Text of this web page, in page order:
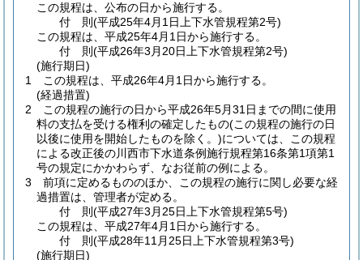
この規程は、公布の日から施行する。
付 則(平成25年4月1日 上下水管規程第2号)
この規程は、平成25年4月1日から施行する。
付 則(平成26年3月20日 上下水管規程第2号)
(施行期日)
1
この規程は、平成26年4月1日から施行する。
(経過措置)
2
この規程の施行の日から平成26年5月31日までの間に使用
料の支払を受ける権利の確定したもの(この規程の施行の日
以後に使用を開始したものを除く。)については、この規程
による改正後の川西市下水道条例施行規程第16条第1項第1
号の規定にかかわらず、なお従前の例による。
3
前項に定めるもののほか、この規程の施行に関し必要な経
過措置は、管理者が定める。
付 則(平成27年3月25日 上下水管規程第5号)
この規程は、平成27年4月1日から施行する。
付 則(平成28年11月25日 上下水管規程第3号)
(施行期日)